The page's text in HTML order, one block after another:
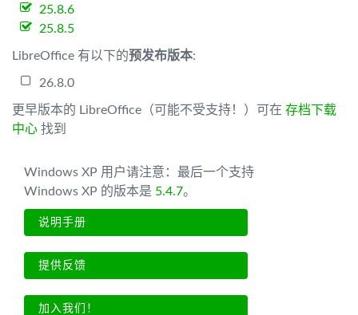
25.8.6
25.8.5
LibreOffice 有以下的预发布版本:
26.8.0
更早版本的 LibreOffice（可能不受支持！）可在 存档下载
中心 找到
Windows XP 用户请注意：最后一个支持
Windows XP 的版本是 5.4.7。
说明手册
提供反馈
加入我们！